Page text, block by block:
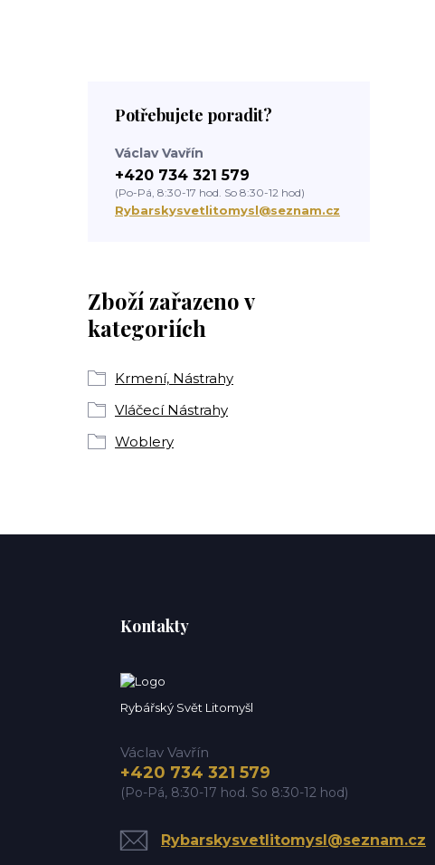
Zboží zařazeno v
kategoriích
Krmení, Nástrahy
Vláčecí Nástrahy
Woblery
Potřebujete poradit?
Václav Vavřín
+420 734 321 579
(Po-Pá, 8:30-17 hod. So 8:30-12 hod)
Rybarskysvetlitomysl@seznam.cz
Kontakty
Rybářský Svět Litomyšl
Václav Vavřín
+420 734 321 579
(Po-Pá, 8:30-17 hod. So 8:30-12 hod)
Rybarskysvetlitomysl@seznam.cz